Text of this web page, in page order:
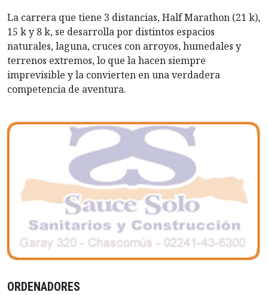
La carrera que tiene 3 distancias, Half Marathon (21 k),
15 k y 8 k, se desarrolla por distintos espacios
naturales, laguna, cruces con arroyos, humedales y
terrenos extremos, lo que la hacen siempre
imprevisible y la convierten en una verdadera
competencia de aventura.
ORDENADORES